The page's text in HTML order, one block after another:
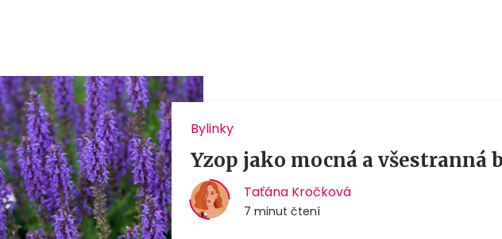
Bylinky
Yzop jako mocná a všestranná
Taťána Kročková
7 minut čtení